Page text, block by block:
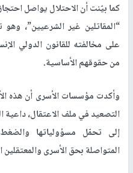
“المقاتلين غير الشرعيين”،
على مخالفته للقانون الدولي
من حقوقهم الأساسية.
وأكدت مؤسسات الأسرى أن هذه
التصعيد في ملف الاعتقال، داعية
إلى تحمّل مسؤولياتها
المتواصلة بحق الأسرى